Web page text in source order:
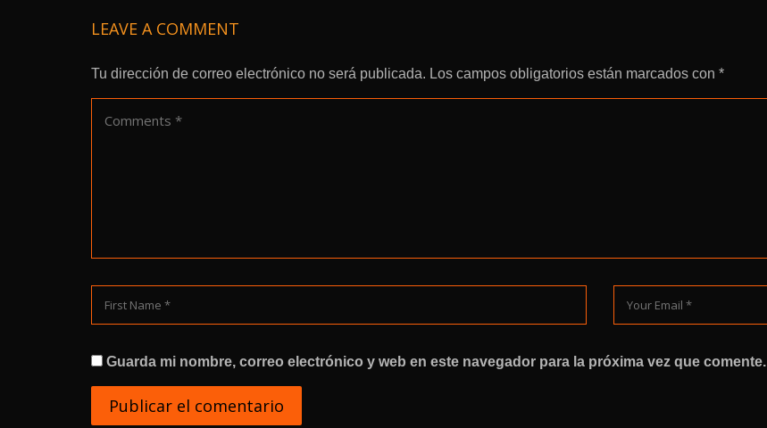
LEAVE A COMMENT
Tu dirección de correo electrónico no será publicada. Los campos obligatorios están marcados con *
Guarda mi nombre, correo electrónico y web en este navegador para la próxima vez que comente.